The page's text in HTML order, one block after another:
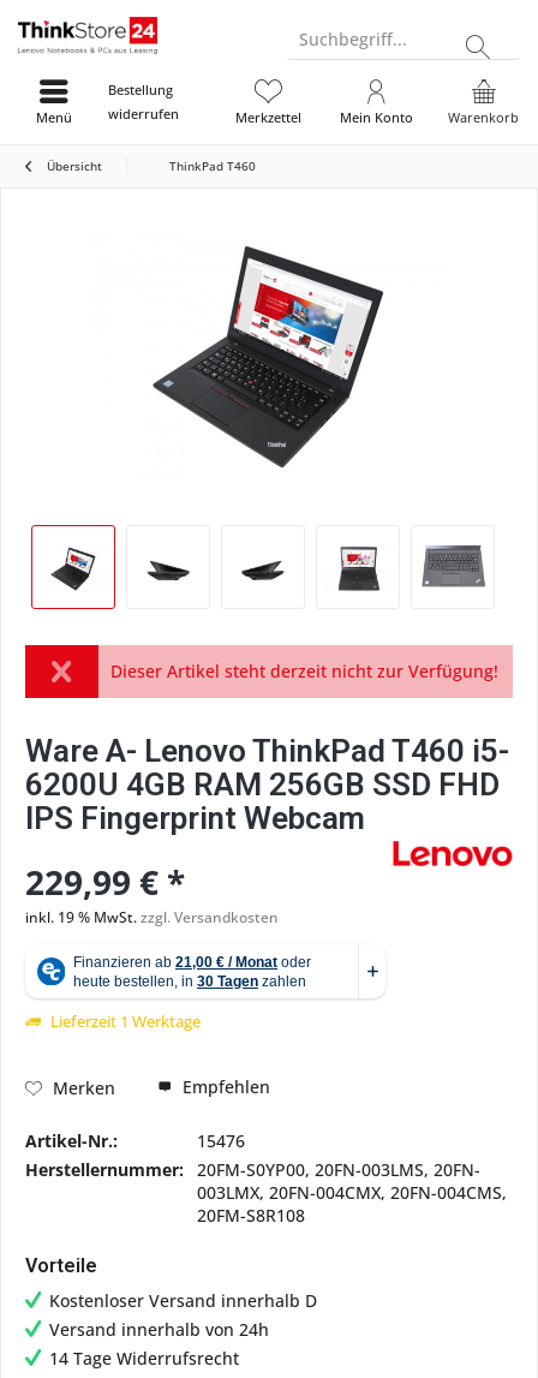
Suchbegriff...
Bestellung
widerrufen
Warenkorb
Merkzettel Mein Konto
Menü
Übersicht ThinkPad T460
Dieser Artikel steht derzeit nicht zur Verfügung!
Ware A- Lenovo ThinkPad T460 i5-
6200U 4GB RAM 256GB SSD FHD
IPS Fingerprint Webcam
229,99 € *
inkl. 19 % MwSt.zzgl. Versandkosten
Lieferzeit 1 Werktage
Merken Empfehlen
Artikel-Nr.:
15476
Herstellernummer: 20FM-S0YP00, 20FN-003LMS, 20FN-
003LMX, 20FN-004CMX, 20FN-004CMS,
20FM-S8R108
Vorteile
Kostenloser Versand innerhalb D
Versand innerhalb von 24h
14 Tage Widerrufsrecht